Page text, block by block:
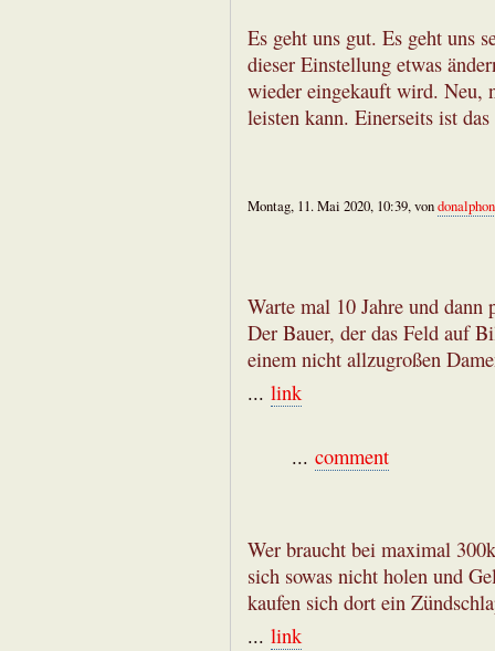
Es geht uns gut. Es geht uns
dieser Einstellung etwas
wieder eingekauft wird. Neu,
leisten kann. Einerseits ist
Montag, 11. Mai 2020, 10:39, von
Warte mal 10 Jahre und dann
Der Bauer, der das Feld auf
einem nicht allzugroßen
... link
... comment
Wer braucht bei maximal
sich sowas nicht holen und
kaufen sich dort ein
... link